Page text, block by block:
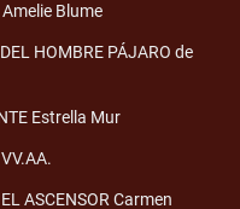
Blume
HOMBRE PÁJARO de
Estrella Mur
ASCENSOR Carmen